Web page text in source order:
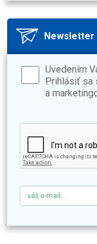
Newsletter
Uvedením
Prihlásiť sa
a